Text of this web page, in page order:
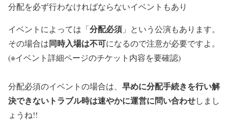
分配を必ず行わなければならないイベントもあり
イベントによっては「分配必須 」という公演もあります。
その場合は同時入場は不可になるので注意が必要ですよ。
(※イベント詳細ページのチケット内容を要確認)
分配必須のイベントの場合は、 早めに分配手続きを行い解
決できないトラブル時は速やかに運営に問い合わせしまし
ょうね!!